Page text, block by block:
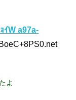
ｲW a97a-
よ